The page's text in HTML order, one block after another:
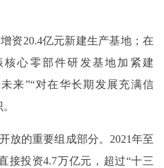
20.4亿元新建生产基地；在
心零部件研发基地加紧建
来”“对在华长期发展充满信
的重要组成部分。2021年至
接投资4.7万亿元，超过“十三